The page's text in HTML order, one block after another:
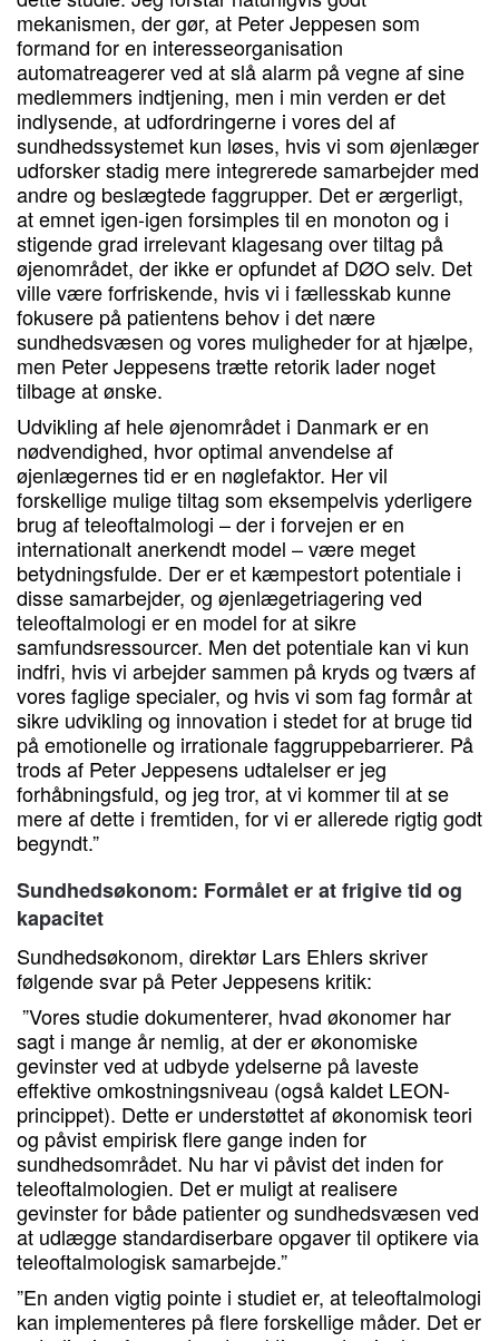
mekanismen, der gør, at Peter Jeppesen som
formand for en interesseorganisation
automatreagerer ved at slå alarm på vegne af sine
medlemmers indtjening, men i min verden er det
indlysende, at udfordringerne i vores del af
sundhedssystemet kun løses, hvis vi som øjenlæger
udforsker stadig mere integrerede samarbejder med
andre og beslægtede faggrupper. Det er ærgerligt,
at emnet igen-igen forsimples til en monoton og i
stigende grad irrelevant klagesang over tiltag på
øjenområdet, der ikke er opfundet af DØO selv. Det
ville være forfriskende, hvis vi i fællesskab kunne
fokusere på patientens behov i det nære
sundhedsvæsen og vores muligheder for at hjælpe,
men Peter Jeppesens trætte retorik lader noget
tilbage at ønske.
Udvikling af hele øjenområdet i Danmark er en
nødvendighed, hvor optimal anvendelse af
øjenlægernes tid er en nøglefaktor. Her vil
forskellige mulige tiltag som eksempelvis yderligere
brug af teleoftalmologi – der i forvejen er en
internationalt anerkendt model – være meget
betydningsfulde. Der er et kæmpestort potentiale i
disse samarbejder, og øjenlægetriagering ved
teleoftalmologi er en model for at sikre
samfundsressourcer. Men det potentiale kan vi kun
indfri, hvis vi arbejder sammen på kryds og tværs af
vores faglige specialer, og hvis vi som fag formår at
sikre udvikling og innovation i stedet for at bruge tid
på emotionelle og irrationale faggruppebarrierer. På
trods af Peter Jeppesens udtalelser er jeg
forhåbningsfuld, og jeg tror, at vi kommer til at se
mere af dette i fremtiden, for vi er allerede rigtig godt
begyndt.”
Sundhedsøkonom: Formålet er at frigive tid og
kapacitet
Sundhedsøkonom, direktør Lars Ehlers skriver
følgende svar på Peter Jeppesens kritik:
”Vores studie dokumenterer, hvad økonomer har
sagt i mange år nemlig, at der er økonomiske
gevinster ved at udbyde ydelserne på laveste
effektive omkostningsniveau (også kaldet LEON-
princippet). Dette er understøttet af økonomisk teori
og påvist empirisk flere gange inden for
sundhedsområdet. Nu har vi påvist det inden for
teleoftalmologien. Det er muligt at realisere
gevinster for både patienter og sundhedsvæsen ved
at udlægge standardiserbare opgaver til optikere via
teleoftalmologisk samarbejde.”
”En anden vigtig pointe i studiet er, at teleoftalmologi
kan implementeres på flere forskellige måder. Det er